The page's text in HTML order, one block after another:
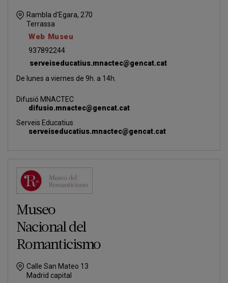
Rambla d'Egara, 270
Terrassa
Web Museu
937892244
serveiseducatius.mnactec@gencat.cat
De lunes a viernes de 9h. a 14h.
Difusió MNACTEC
difusio.mnactec@gencat.cat
Serveis Educatius
serveiseducatius.mnactec@gencat.cat
Museo
Nacional del
Romanticismo
Calle San Mateo 13
Madrid capital